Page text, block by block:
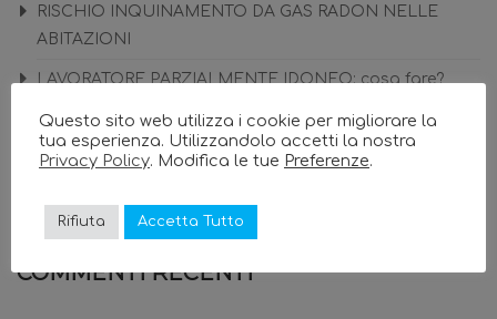
RISCHIO INQUINAMENTO DA GAS RADON NELLE
ABITAZIONI
LAVORATORE PARZIALMENTE IDONEO: cosa fare?
GRIGLIA E PIASTRA: come gestire i rischi in modo sicuro
FRITTURA: RISCHI E ACCORGIMENTI DI COTTURA
COMMENTI RECENTI
Questo sito web utilizza i cookie per migliorare la
tua esperienza. Utilizzandolo accetti la nostra
Privacy Policy. Modifica le tue Preferenze.
Rifiuta Accetta Tutto